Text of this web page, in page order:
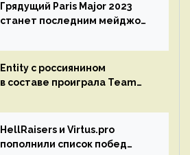
Грядущий Paris Major 2023
станет последним мейджор-
Entity с россиянином
в составе проиграла Team
HellRaisers и Virtus.pro
пополнили список побед